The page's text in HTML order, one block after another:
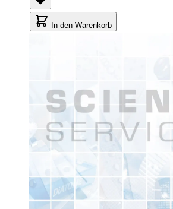
In den Warenkorb